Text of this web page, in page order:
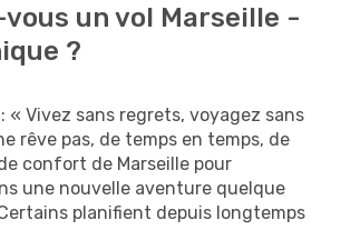
un vol Marseille -
?
« Vivez sans regrets, voyagez sans
rêve pas, de temps en temps, de
confort de Marseille pour
une nouvelle aventure quelque
planifient depuis longtemps